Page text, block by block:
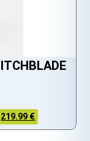
219.99 €